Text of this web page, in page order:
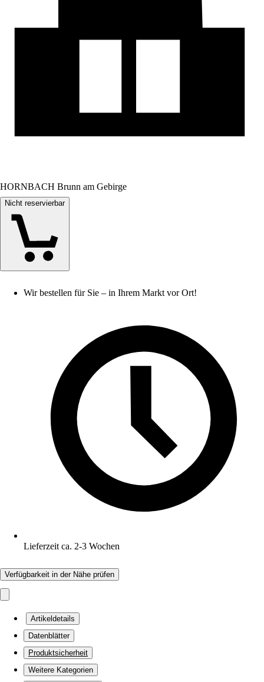
HORNBACH Brunn am Gebirge
Nicht reservierbar
Wir bestellen für Sie – in Ihrem Markt vor Ort!
Lieferzeit ca. 2-3 Wochen
Verfügbarkeit in der Nähe prüfen
Artikeldetails
Datenblätter
Produktsicherheit
Weitere Kategorien